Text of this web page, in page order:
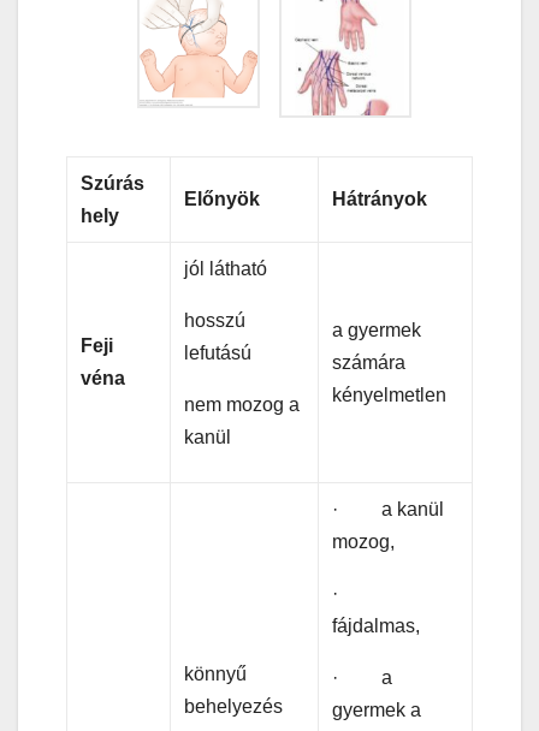
Szúrás
hely
Előnyök Hátrányok
Feji
véna
jól látható
hosszú
lefutású
nem mozog a
kanül
a gyermek
számára
kényelmetlen
könnyű
behelyezés
· a kanül
mozog,
·
fájdalmas,
· a
gyermek a